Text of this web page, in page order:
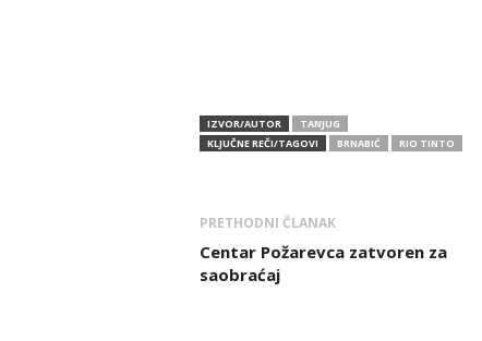
IZVOR/AUTOR
TANJUG
KLJUČNE REČI/TAGOVI
BRNABIĆ RIO TINTO
PRETHODNI ČLANAK
Centar Požarevca zatvoren za
saobraćaj